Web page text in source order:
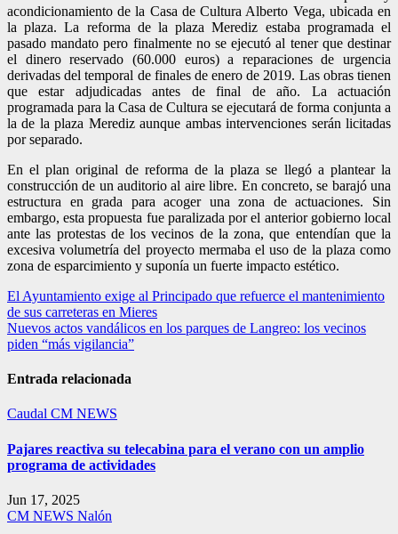
acondicionamiento de la Casa de Cultura Alberto Vega, ubicada en
la plaza. La reforma de la plaza Merediz estaba programada el
pasado mandato pero finalmente no se ejecutó al tener que destinar
el dinero reservado (60.000 euros) a reparaciones de urgencia
derivadas del temporal de finales de enero de 2019. Las obras tienen
que estar adjudicadas antes de final de año. La actuación
programada para la Casa de Cultura se ejecutará de forma conjunta a
la de la plaza Merediz aunque ambas intervenciones serán licitadas
por separado.
En el plan original de reforma de la plaza se llegó a plantear la
construcción de un auditorio al aire libre. En concreto, se barajó una
estructura en grada para acoger una zona de actuaciones. Sin
embargo, esta propuesta fue paralizada por el anterior gobierno local
ante las protestas de los vecinos de la zona, que entendían que la
excesiva volumetría del proyecto mermaba el uso de la plaza como
zona de esparcimiento y suponía un fuerte impacto estético.
Navegación
de
entradas
El Ayuntamiento exige al Principado que refuerce el mantenimiento
de sus carreteras en Mieres
Nuevos actos vandálicos en los parques de Langreo: los vecinos
piden “más vigilancia”
Entrada relacionada
Caudal CM NEWS
Pajares reactiva su telecabina para el verano con un amplio
programa de actividades
Jun 17, 2025
CM NEWS Nalón